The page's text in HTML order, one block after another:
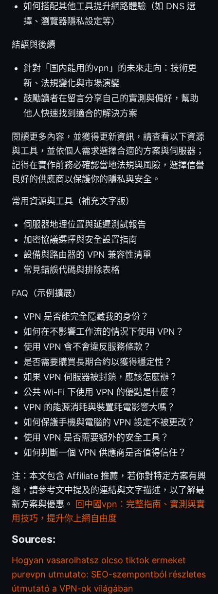
如何搭配其他工具提升網路體驗（如 DNS 選
擇、瀏覽器隱私設定等）
結語與後續
針對「国内能用的vpn」的未來走向：技術更
新、法規變化與市場演變
鼓勵讀者在留言分享自己的實測與偏好，幫助
他人快速找到適合的解決方案
閱讀更多內容，並獲得更新資訊，請查看以下資源
與工具，並依個人需求選擇合適的方案與伺服器；
記得在實作前務必確認當地法規與風險，選擇信譽
良好的供應商以保護你的隱私與安全。
常用資源與工具（補充文字版）
伺服器地理位置與延遲測試報告
加密協議選擇與安全設置指南
設備與路由器的 VPN 兼容性清單
常見錯誤代碼與排除表格
FAQ（示例擴展）
VPN 是否能完全隱藏我的身份？
如何在不影響工作流的情況下使用 VPN？
使用 VPN 會不會違反服務條款？
是否需要購買長期合約以獲得穩定性？
如果 VPN 伺服器被封鎖，應該怎麼辦？
公共 Wi-Fi 下使用 VPN 的優點是什麼？
VPN 的能源消耗與裝置耗電影響大嗎？
如何保護手機與電腦的 VPN 設定不被更改？
使用 VPN 是否需要額外的安全工具？
如何判斷一個 VPN 供應商是否值得信任？
注：本文包含 Affiliate 推薦，若你對特定方案有興
趣，請參考文中提及的連結與文字描述，以了解最
新方案與優惠。 回中國vpn：完整指南、實測與實
用技巧，提升你上網自由度
Sources:
Hogyan vasarolhatsz olcso tiktok ermeket
purevpn utmutato: SEO-szempontból részletes
útmutató a VPN-ok világában